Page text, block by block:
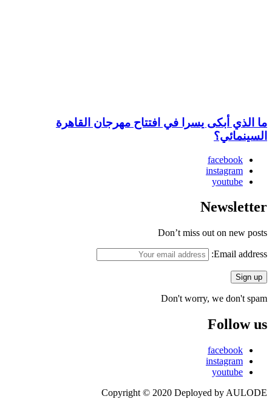
ما الذي أبكى يسرا في افتتاح مهرجان القاهرة
السينمائي؟
facebook
instagram
youtube
Newsletter
Don’t miss out on new posts
Email address:
Don't worry, we don't spam
Follow us
facebook
instagram
youtube
Copyright © 2020 Deployed by AULODE